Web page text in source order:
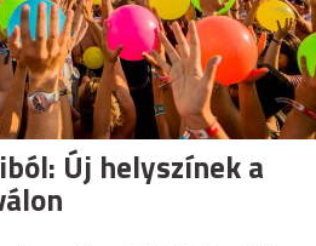
Új helyszínek a